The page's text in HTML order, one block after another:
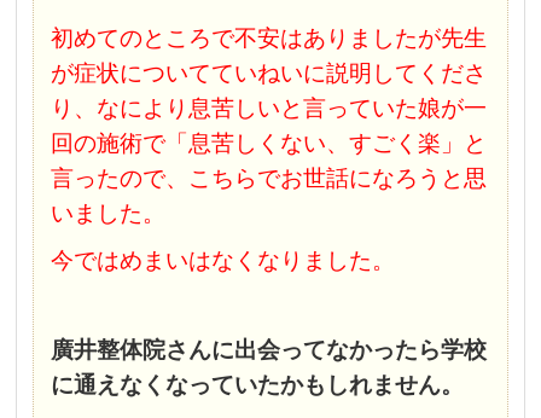
初めてのところで不安はありましたが先生
が症状についてていねいに説明してくださ
り、なにより息苦しいと言っていた娘が一
回の施術で「息苦しくない、すごく楽」と
言ったので、こちらでお世話になろうと思
いました。
今ではめまいはなくなりました。
廣井整体院さんに出会ってなかったら学校
に通えなくなっていたかもしれません。